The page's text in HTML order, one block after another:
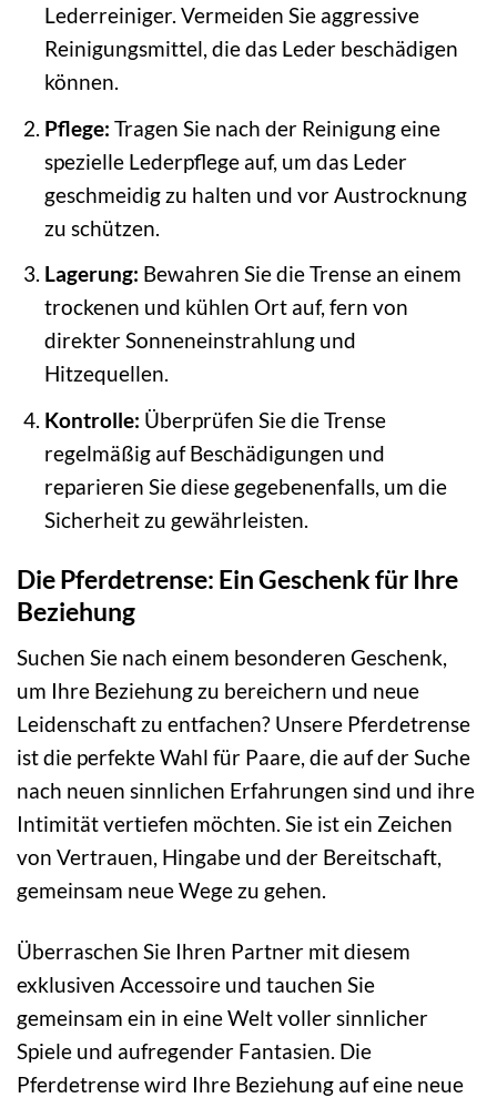
Lederreiniger. Vermeiden Sie aggressive
Reinigungsmittel, die das Leder beschädigen
können.
Pflege: Tragen Sie nach der Reinigung eine
spezielle Lederpflege auf, um das Leder
geschmeidig zu halten und vor Austrocknung
zu schützen.
Lagerung: Bewahren Sie die Trense an einem
trockenen und kühlen Ort auf, fern von
direkter Sonneneinstrahlung und
Hitzequellen.
Kontrolle: Überprüfen Sie die Trense
regelmäßig auf Beschädigungen und
reparieren Sie diese gegebenenfalls, um die
Sicherheit zu gewährleisten.
Die Pferdetrense: Ein Geschenk für Ihre
Beziehung
Suchen Sie nach einem besonderen Geschenk,
um Ihre Beziehung zu bereichern und neue
Leidenschaft zu entfachen? Unsere Pferdetrense
ist die perfekte Wahl für Paare, die auf der Suche
nach neuen sinnlichen Erfahrungen sind und ihre
Intimität vertiefen möchten. Sie ist ein Zeichen
von Vertrauen, Hingabe und der Bereitschaft,
gemeinsam neue Wege zu gehen.
Überraschen Sie Ihren Partner mit diesem
exklusiven Accessoire und tauchen Sie
gemeinsam ein in eine Welt voller sinnlicher
Spiele und aufregender Fantasien. Die
Pferdetrense wird Ihre Beziehung auf eine neue